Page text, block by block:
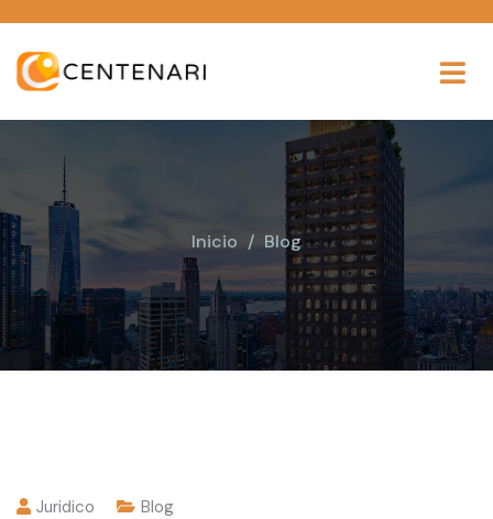
Inicio Blog
Juridico Blog